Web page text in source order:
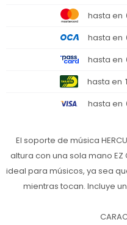
hasta en
hasta en
hasta en
hasta en
hasta en
El soporte de música
altura con una sola mano EZ
ideal para músicos, ya sea
mientras tocan. Incluye